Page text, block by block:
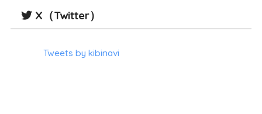
X（Twitter）
Tweets by kibinavi